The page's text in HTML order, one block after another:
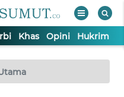
Khas Opini Hukrim